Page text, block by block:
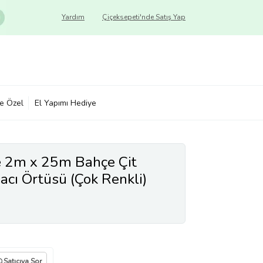
Çiçeksepeti'nde Satış Yap
Yardım
Özel El Yapımı Hediye
x 25m Bahçe Çit
Örtüsü (Çok Renkli)